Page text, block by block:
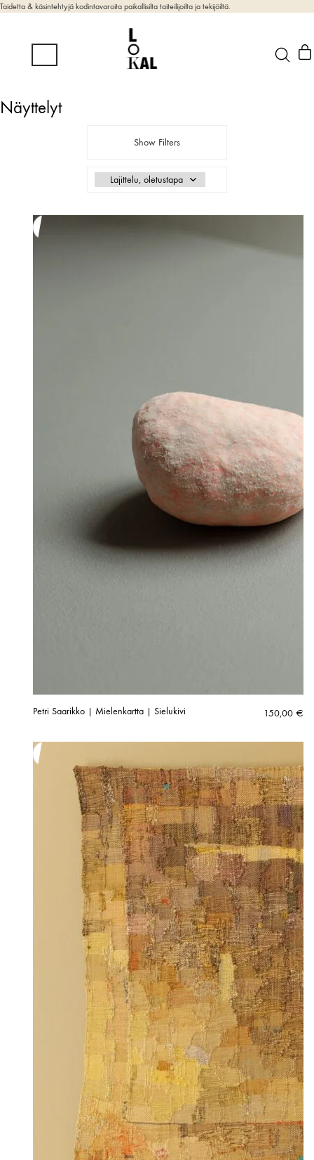
Taidetta & käsintehtyjä kodintavaroita paikallisilta taiteilijoilta ja tekijöiltä.
Näyttelyt
Show Filters
Petri Saarikko | Mielenkartta | Sielukivi 150,00 €